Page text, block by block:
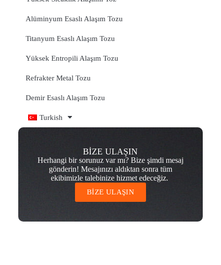
Alüminyum Esaslı Alaşım Tozu
Titanyum Esaslı Alaşım Tozu
Yüksek Entropili Alaşım Tozu
Refrakter Metal Tozu
Demir Esaslı Alaşım Tozu
Turkish
BİZE ULAŞIN
Herhangi bir sorunuz var mı? Bize şimdi mesaj
gönderin! Mesajınızı aldıktan sonra tüm
ekibimizle talebinize hizmet edeceğiz.
BİZE ULAŞIN